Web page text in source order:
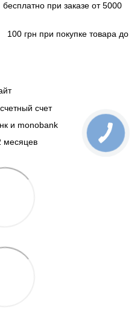
при заказе от 5000
товара до
счет
и monobank
месяцев